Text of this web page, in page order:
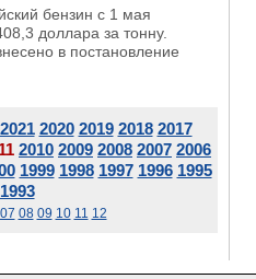
бензин с 1 мая
доллара за тонну.
в постановление
2021 2020 2019 2018 2017
2010 2009 2008 2007 2006
1999 1998 1997 1996 1995
1993
07 08 09 10 11 12